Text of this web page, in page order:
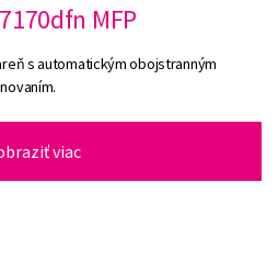
MFP
s automatickým obojstranným
viac